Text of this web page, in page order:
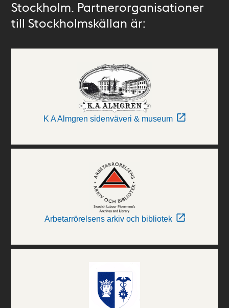
Stockholm. Partnerorganisationer
till Stockholmskällan är:
K A Almgren sidenväveri & museum
Arbetarrörelsens arkiv och bibliotek